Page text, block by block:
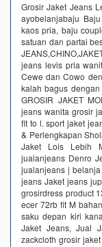
Grosir Jaket Jeans
ayobelanjabaju
kaos pria, baju
satuan dan partai
jeans levis pria
Cewe dan Cowo
kalah bagus dengan
GROSIR JAKET
jeans wanita grosir
fit to l. sport jaket
& Perlengkapan
Jaket Lois Lebih
jualanjeans Denro
jualanjeans |
jeans Jaket jeans
grosirdress product
ecer 72rb fit M
saku depan kiri
Jaket Jeans, Jual
zackcloth grosir